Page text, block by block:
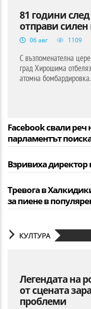
81 години
отправи
06 авг 1109
С възпоменателна
град Хирошима
атомна
Facebook свали
парламентът
Взривиха директор
Тревога в
за пиене в
КУЛТУРА
Легендата на
от сцената
проблеми